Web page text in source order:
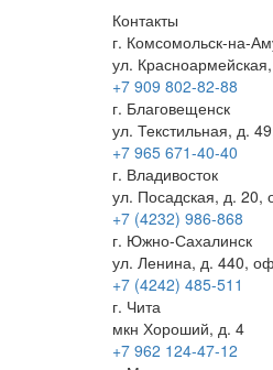
Контакты
г. Комсомольск-на-
ул.
+7 909 802-82-88
г. Благовещенск
ул. Текстильная, д.
+7 965 671-40-40
г. Владивосток
ул. Посадская, д. 20,
+7 (4232) 986-868
г. Южно-Сахалинск
ул. Ленина, д. 440,
+7 (4242) 485-511
г. Чита
мкн Хороший, д. 4
+7 962 124-47-12